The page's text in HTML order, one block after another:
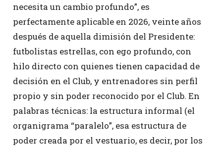
necesita un cambio profundo”, es
perfectamente aplicable en 2026, veinte años
después de aquella dimisión del Presidente:
futbolistas estrellas, con ego profundo, con
hilo directo con quienes tienen capacidad de
decisión en el Club, y entrenadores sin perfil
propio y sin poder reconocido por el Club. En
palabras técnicas: la estructura informal (el
organigrama “paralelo”, esa estructura de
poder creada por el vestuario, es decir, por los